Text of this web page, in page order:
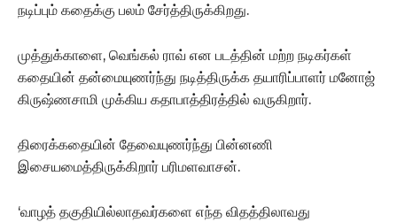
நடிப்பும் கதைக்கு பலம் சேர்த்திருக்கிறது.
முத்துக்காளை, வெங்கல் ராவ் என படத்தின் மற்ற நடிகர்கள்
கதையின் தன்மையுணர்ந்து நடித்திருக்க தயாரிப்பாளர் மனோஜ்
கிருஷ்ணசாமி முக்கிய கதாபாத்திரத்தில் வருகிறார்.
திரைக்கதையின் தேவையுணர்ந்து பின்னணி
இசையமைத்திருக்கிறார் பரிமளவாசன்.
‘வாழத் தகுதியில்லாதவர்களை எந்த விதத்திலாவது